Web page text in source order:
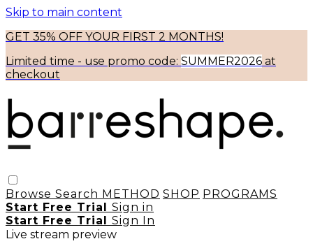
Skip to main content
GET 35% OFF YOUR FIRST 2 MONTHS!
Limited time - use promo code: SUMMER2026 at
checkout
Browse Search METHOD SHOP PROGRAMS
Start Free Trial Sign in
Start Free Trial Sign In
Live stream preview